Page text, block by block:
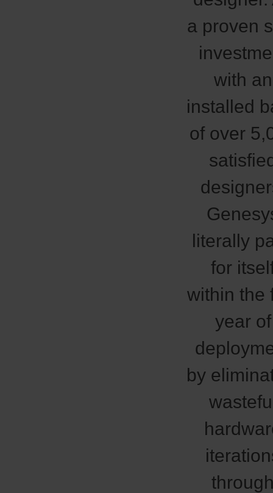
a proven
with an
installed
of over
literally
for
within the
year of
by